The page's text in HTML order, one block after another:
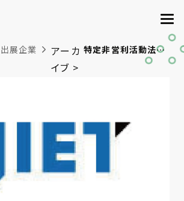
出展企業
アーカ
イブ >
特定非営利活動法人日本情報技術取引所